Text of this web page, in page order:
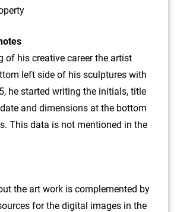
of his creative career the artist
left side of his sculptures with
he started writing the initials, title
and dimensions at the bottom
This data is not mentioned in the
the art work is complemented by
for the digital images in the